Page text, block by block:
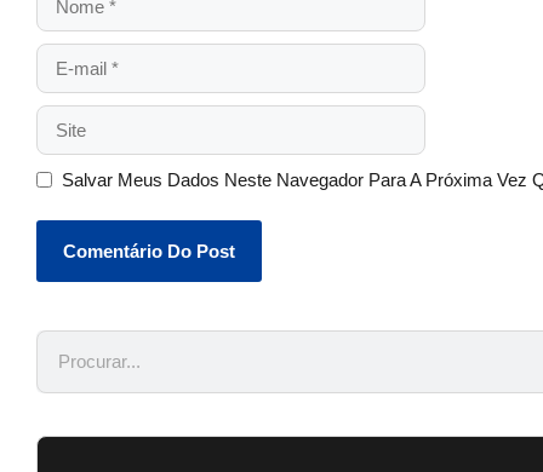
Salvar Meus Dados Neste Navegador Para A Próxima Vez